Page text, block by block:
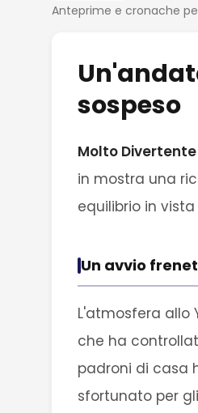
Anteprime e cronache
sospeso
Molto Divertente
in mostra una
equilibrio in
Un avvio
L'atmosfera allo
che ha
padroni di casa
sfortunato per